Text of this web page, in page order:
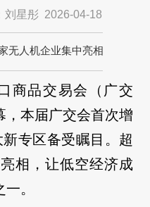
刘星彤 2026-04-18
无人机企业集中亮相
商品交易会（广交
，本届广交会首次增
专区备受瞩目。超
相，让低空经济成
。